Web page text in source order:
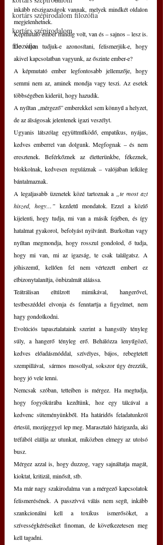
kortárs szépirodalom filozófia
kortárs szépirodalom
filozófia
inkább részigazságok vannak, melyek mindkét oldalon
megjelenhetnek.
Képmutató ember mindig volt, van és – sajnos – lesz is.
De vajon tudjuk-e azonosítani, felismerjük-e, hogy
akivel kapcsolatban vagyunk, az őszinte ember-e?
A képmutató ember legfontosabb jellemzője, hogy
semmi nem az, aminek mondja vagy teszi. Az esetek
többségében kiderül, hogy hazudik.
A nyíltan „mérgező” emberekkel sem könnyű a helyzet,
de az álságosak jelentenek igazi veszélyt.
Ugyanis látszólag együttműködő, empatikus, nyájas,
kedves emberrel van dolgunk. Megfognak – és nem
eresztenek. Beférkőznek az életterünkbe, fékeznek,
blokkolnak, kedvesen reguláznak – valójában lelkileg
bántalmaznak.
A legaljasabb üzenetek közé tartoznak a
„te most azt
hiszed, hogy…” kezdetű mondatok. Ezzel a közlő
kijelenti, hogy tudja, mi van a másik fejében, és így
hatalmat gyakorol, befolyást nyilvánít. Burkoltan vagy
nyíltan megmondja, hogy rosszul gondolod, ő tudja,
hogy mi van, mi az igazság, te csak találgatsz. A
jóhiszemű, kellően fel nem vértezett embert ez
elbizonytalanítja, önbizalmát aláássa.
Teátrálisan eltúlzott mimikával, hangerővel,
testbeszéddel elvonja és fenntartja a figyelmet, nem
hagy gondolkodni.
Evolúciós tapasztalataink szerint a hangsúly tényleg
súly, a hangerő tényleg erő. Behálózza lenyűgöző,
kedves előadásmóddal, szívélyes, bájos, rebegtetett
szempillával,  sármos mosollyal, sokszor úgy érezzük,
hogy jó vele lenni.
Nemcsak szóban, tetteiben is mérgez. Ha megtudja,
hogy fogyókúrába kezdtünk, hoz egy tálcával a
kedvenc süteményünkből. Ha határidős feladatunkról
értesül, mozijeggyel lep meg. Marasztaló házigazda, aki
tréfából elállja az utunkat, miközben elmegy az utolsó
busz.
Mérgez azzal is, hogy duzzog, vagy sajnáltatja magát,
kioktat, kritizál, minősít, stb.
Ma már nagy szakirodalma van a mérgező kapcsolatok
felismerésének. A passzívvá válás nem segít, inkább
szankcionálni kell a toxikus ismerősöket, a
szívességkéréseiket finoman, de következetesen meg
kell tagadni.